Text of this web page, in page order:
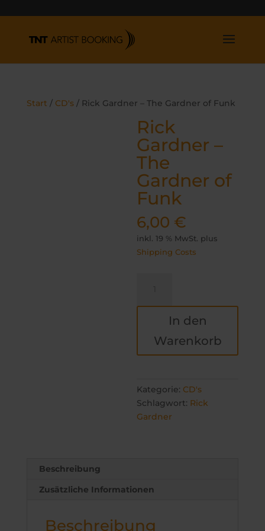
Start / CD's/ Rick Gardner – The Gardner of Funk
Rick
Gardner –
The
Gardner of
Funk
6,00 €
inkl. 19 % MwSt. plus
Shipping Costs
-
In den
Warenkorb
Kategorie: CD's
Schlagwort: Rick
Gardner
Beschreibung
Zusätzliche Informationen
Beschreibung